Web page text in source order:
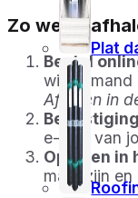
Plat
Zo werkt
Bestel
winkelmand
Afhalen in
e-mail van
Ophalen in
magazijn